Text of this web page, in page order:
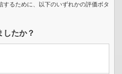
するために、以下のいずれかの評価ボタ
したか？